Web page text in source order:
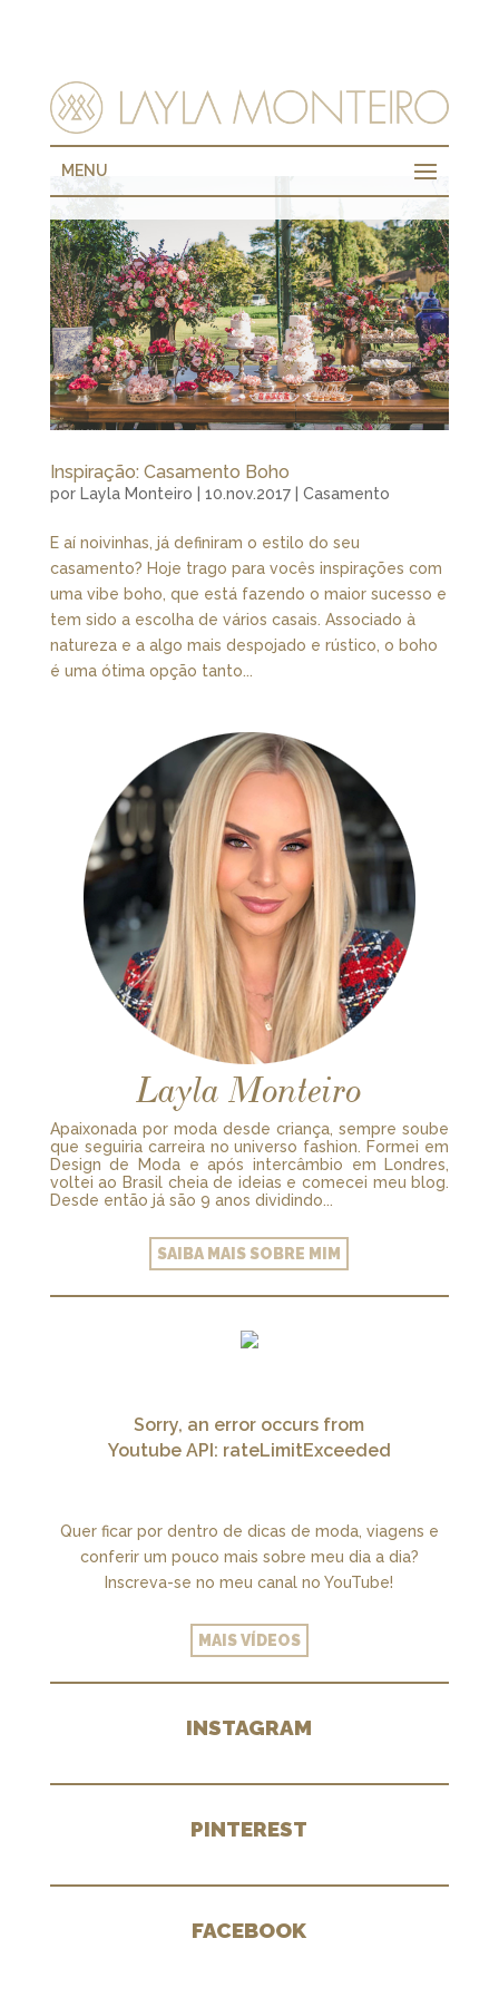
MENU
Inspiração: Casamento Boho
por Layla Monteiro | 10.nov.2017| Casamento
E aí noivinhas, já definiram o estilo do seu
casamento? Hoje trago para vocês inspirações com
uma vibe boho, que está fazendo o maior sucesso e
tem sido a escolha de vários casais. Associado à
natureza e a algo mais despojado e rústico, o boho
é uma ótima opção tanto...
Layla Monteiro
Apaixonada por moda desde criança, sempre soube
que seguiria carreira no universo fashion. Formei em
Design de Moda e após intercâmbio em Londres,
voltei ao Brasil cheia de ideias e comecei meu blog.
Desde então já são 9 anos dividindo...
SAIBA MAIS SOBRE MIM
Sorry, an error occurs from
Youtube API: rateLimitExceeded
Quer ficar por dentro de dicas de moda, viagens e
conferir um pouco mais sobre meu dia a dia?
Inscreva-se no meu canal no YouTube!
MAIS VÍDEOS
INSTAGRAM
PINTEREST
FACEBOOK